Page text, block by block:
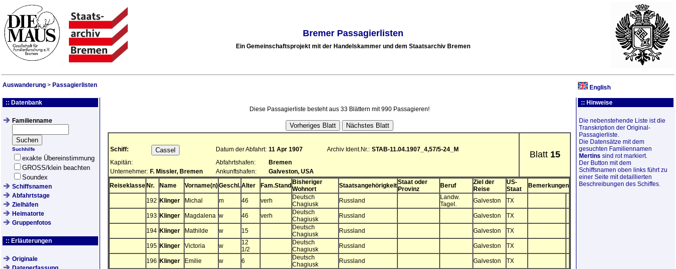
Bremer Passagierlisten
Ein Gemeinschaftsprojekt mit der Handelskammer und dem Staatsarchiv Bremen
Auswanderung > Passagierlisten English
:: Datenbank
Familienname
Suchhilfe
exakte Übereinstimmung
GROSS/klein beachten
Soundex
Schiffsnamen
Abfahrtstage
Zielhäfen
Heimatorte
Gruppenfotos
:: Erläuterungen
Originale
Diese Passagierliste besteht aus 33 Blättern mit 990 Passagieren!
Schiff: Datum der Abfahrt: 11 Apr 1907 Archiv Ident.Nr.: STAB-11.04.1907_4,57/5-24_M
Kapitän:
Abfahrtshafen:
Bremen
Unternehmer: F. Missler, Bremen Ankunftshafen: Galveston, USA
Blatt 15
Reiseklasse Nr. Name Vorname(n)Geschl.Alter Fam.Stand Bisheriger
Wohnort
StaatsangehörigkeitStaat oder
Provinz
Beruf
Ziel der
Reise
US-
Staat
Bemerkungen
192 Klinger Michal m 46 verh
Deutsch
Chagiusk
Russland
Landw.
Tagel.
Galveston TX
193 Klinger Magdalena w 46 verh
Deutsch
Chagiusk
Russland Galveston TX
194 Klinger Mathilde w 15
Deutsch
Chagiusk
Russland Galveston TX
195 Klinger Victoria w
12
1/2
Deutsch
Chagiusk
Russland Galveston TX
196 Klinger Emilie w 6
Deutsch
Chagiusk
Russland Galveston TX
:: Hinweise
Die nebenstehende Liste ist die
Transkription der Original-
Passagierliste.
Die Datensätze mit dem
gesuchten Familiennamen
Mertins sind rot markiert.
Der Button mit dem
Schiffsnamen oben links führt zu
einer Seite mit detaillierten
Beschreibungen des Schiffes.